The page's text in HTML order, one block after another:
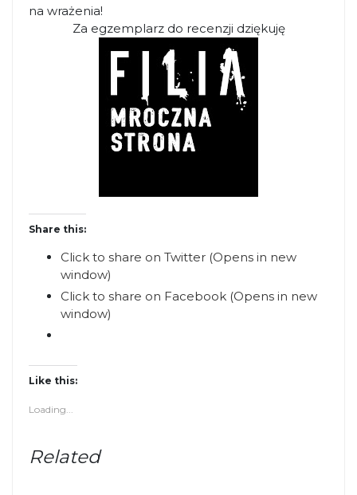
na wrażenia!
Za egzemplarz do recenzji dziękuję
Share this:
Click to share on Twitter (Opens in new
window)
Click to share on Facebook (Opens in new
window)
Like this:
Loading...
Related